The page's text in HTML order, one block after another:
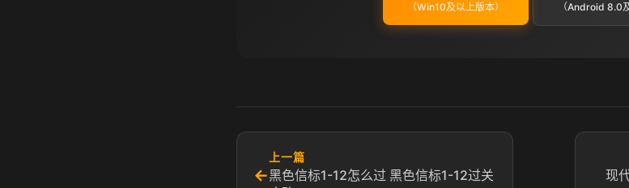
（Win10及以上版本） （Android 8.0
←
上一篇
黑色信标1-12怎么过 黑色信标1-12过关
现